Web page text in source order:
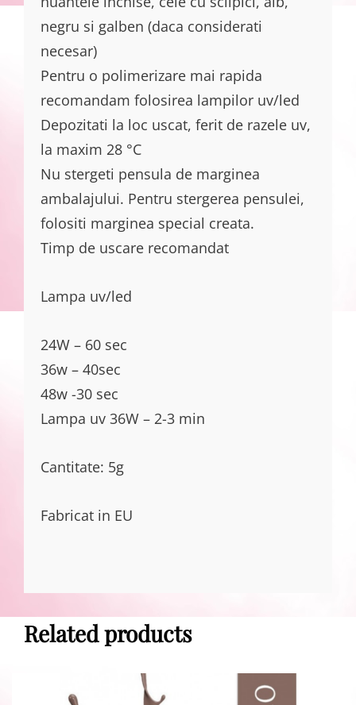
negru si galben (daca considerati
necesar)
Pentru o polimerizare mai rapida
recomandam folosirea lampilor uv/led
Depozitati la loc uscat, ferit de razele uv,
la maxim 28 °C
Nu stergeti pensula de marginea
ambalajului. Pentru stergerea pensulei,
folositi marginea special creata.
Timp de uscare recomandat
Lampa uv/led
24W – 60 sec
36w – 40sec
48w -30 sec
Lampa uv 36W – 2-3 min
Cantitate: 5g
Fabricat in EU
Related products